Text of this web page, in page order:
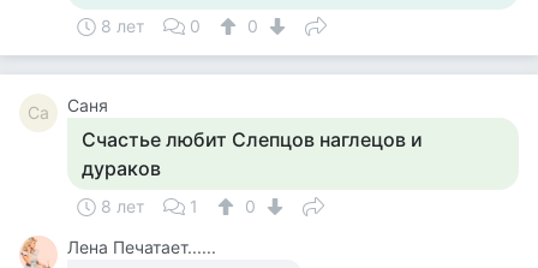
8 лет 0 0
Са Саня
Счастье любит Слепцов наглецов и
дураков
8 лет 1
0
Лена Печатает......